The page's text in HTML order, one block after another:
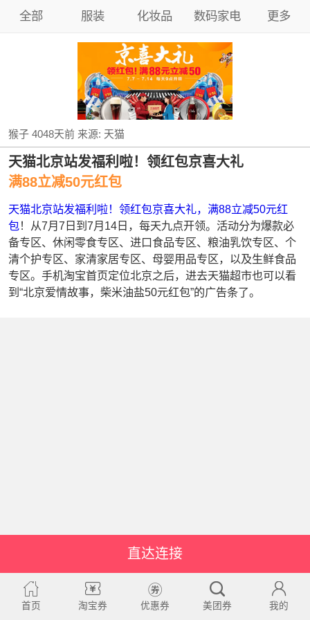
全部 服装 化妆品 数码家电 更多
猴子 4048天前来源: 天猫
天猫北京站发福利啦！领红包京喜大礼
满88立减50元红包
天猫北京站发福利啦！领红包京喜大礼，满88立减50元红
包！从7月7日到7月14日，每天九点开领。活动分为爆款必
备专区、休闲零食专区、进口食品专区、粮油乳饮专区、个
清个护专区、家清家居专区、母婴用品专区，以及生鲜食品
专区。手机淘宝首页定位北京之后，进去天猫超市也可以看
到“北京爱情故事，柴米油盐50元红包”的广告条了。
直达连接
首页 淘宝券 优惠券 美团券 我的